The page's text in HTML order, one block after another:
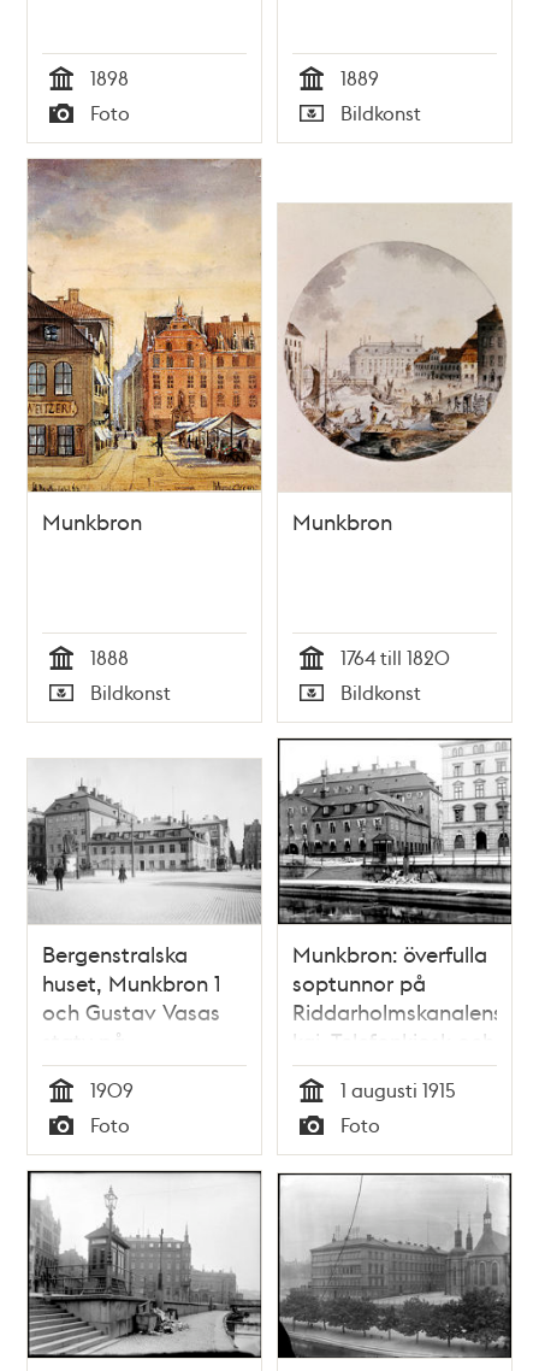
Tid
1898
Typ
Foto Tid
1889
Typ
Bildkonst
Munkbron
Tid
1888
Typ
Bildkonst
Munkbron
Tid
1764 till 1820
Typ
Bildkonst
Bergenstralska
huset, Munkbron 1
och Gustav Vasas
staty på
Riddarhustorget.
Lilla Nygatan till
höger
Tid
1909
Typ
Foto
Munkbron: överfulla
soptunnor på
Riddarholmskanalens
kaj. Telefonkiosk och
i bakgrunden kv.
Atomena och Milon
Tid
1 augusti 1915
Typ
Foto